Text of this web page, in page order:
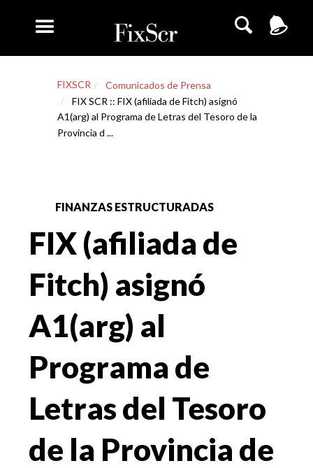
FIXSCR
Comunicados de Prensa
FIX SCR :: FIX (afiliada de Fitch) asignó
A1(arg) al Programa de Letras del Tesoro de la
Provincia d ...
FINANZAS ESTRUCTURADAS
FIX (afiliada de
Fitch) asignó
A1(arg) al
Programa de
Letras del Tesoro
de la Provincia de